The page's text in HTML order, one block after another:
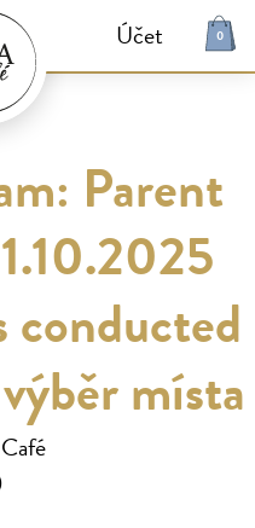
Čaje a dárkové sety
/ Vanilla
Účet 0
Parent
conducted
místa